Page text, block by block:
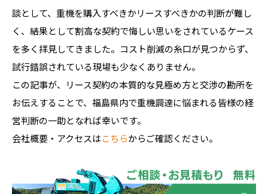
談として、重機を購入すべきかリースすべきかの判断が難し
く、結果として割高な契約で悔しい思いをされているケース
を多く拝見してきました。コスト削減の糸口が見つからず、
試行錯誤されている現場も少なくありません。
この記事が、リース契約の本質的な見極め方と交渉の勘所を
お伝えすることで、福島県内で重機調達に悩まれる皆様の経
営判断の一助となれば幸いです。
会社概要・アクセスはこちらからご確認ください。